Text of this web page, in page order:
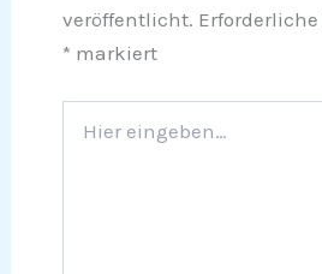
veröffentlicht.
* markiert
eingeben…